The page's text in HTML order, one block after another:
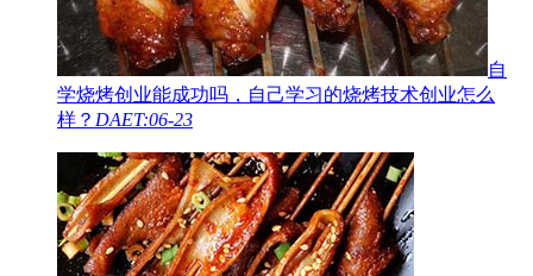
自
学烧烤创业能成功吗，自己学习的烧烤技术创业怎么
样？ DAET:06-23